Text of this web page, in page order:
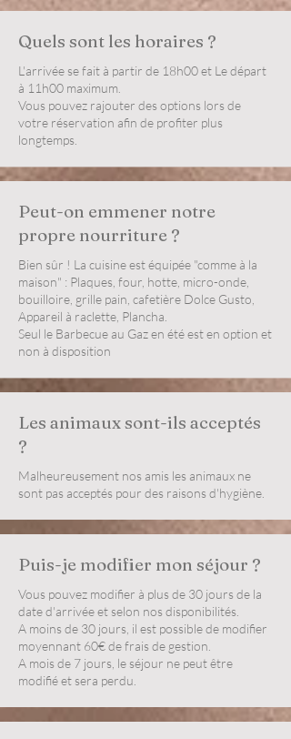
Quels sont les horaires ?
L'arrivée se fait à partir de 18h00 et Le départ
à 11h00 maximum.
Vous pouvez rajouter des options lors de
votre réservation afin de profiter plus
longtemps.
Peut-on emmener notre
propre nourriture ?
Bien sûr ! La cuisine est équipée "comme à la
maison" : Plaques, four, hotte, micro-onde,
bouilloire, grille pain, cafetière Dolce Gusto,
Appareil à raclette, Plancha.
Seul le Barbecue au Gaz en été est en option et
non à disposition
Les animaux sont-ils acceptés
?
Malheureusement nos amis les animaux ne
sont pas acceptés pour des raisons d'hygiène.
Puis-je modifier mon séjour ?
Vous pouvez modifier à plus de 30 jours de la
date d'arrivée et selon nos disponibilités.
A moins de 30 jours, il est possible de modifier
moyennant 60€ de frais de gestion.
A mois de 7 jours, le séjour ne peut être
modifié et sera perdu.